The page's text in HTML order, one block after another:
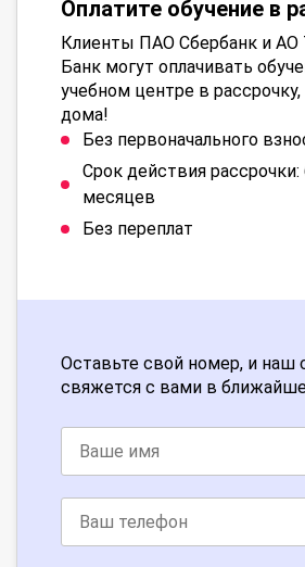
Оплатите обучение в
Клиенты ПАО Сбербанк и
Банк могут оплачивать
учебном центре в
дома!
Без первоначального
Срок действия рассрочки:
месяцев
Без переплат
Оставьте свой номер, и наш
свяжется с вами в